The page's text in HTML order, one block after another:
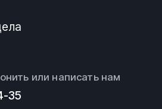
или написать нам
35